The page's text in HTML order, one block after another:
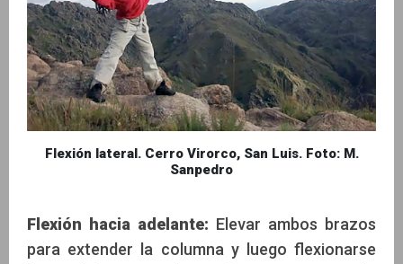
Flexión lateral. Cerro Virorco, San Luis. Foto: M.
Sanpedro
Flexión hacia adelante: Elevar ambos brazos
para extender la columna y luego flexionarse